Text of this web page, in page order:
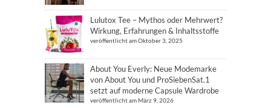
Lulutox Tee – Mythos oder Mehrwert?
Wirkung, Erfahrungen & Inhaltsstoffe
veröffentlicht am Oktober 3, 2025
About You Everly: Neue Modemarke
von About You und ProSiebenSat.1
setzt auf moderne Capsule Wardrobe
veröffentlicht am März 9, 2026